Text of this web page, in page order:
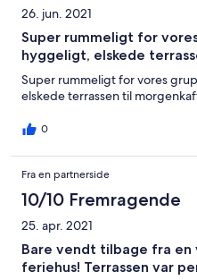
26. jun. 2021
Super rummeligt for
hyggeligt, elskede
Super rummeligt for vores
elskede terrassen til
0
Fra en partnerside
10/10 Fremragende
25. apr. 2021
Bare vendt tilbage fra
feriehus! Terrassen var